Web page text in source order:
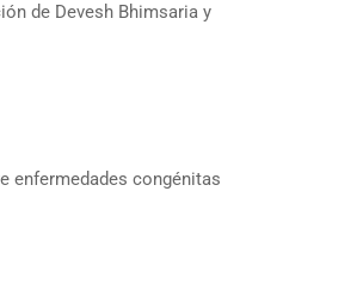
de Devesh Bhimsaria y
enfermedades congénitas